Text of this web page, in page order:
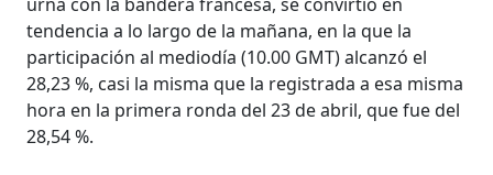
tendencia a lo largo de la mañana, en la que la
participación al mediodía (10.00 GMT) alcanzó el
28,23 %, casi la misma que la registrada a esa misma
hora en la primera ronda del 23 de abril, que fue del
28,54 %.